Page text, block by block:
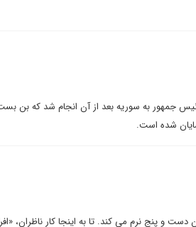
جمهور به سوریه بعد از آن انجام شد که بن
شده است.
و پنج نرم می کند. تا به اینجا کار ناظران،